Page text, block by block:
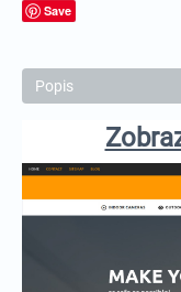
Save
Popis